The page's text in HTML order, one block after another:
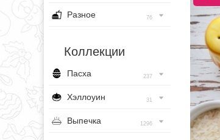
Разное 76
Коллекции
Пасха 237
Хэллоуин 31
Выпечка 1296